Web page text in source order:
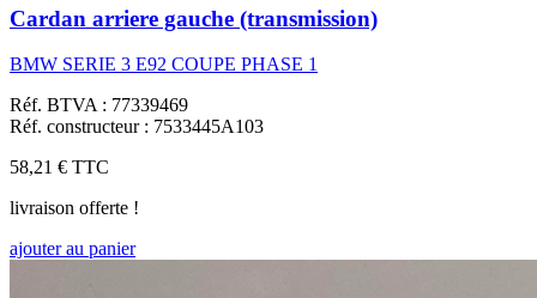
Cardan arriere gauche (transmission)
BMW SERIE 3 E92 COUPE PHASE 1
Réf. BTVA : 77339469
Réf. constructeur : 7533445A103
58,21 € TTC
livraison offerte !
ajouter au panier